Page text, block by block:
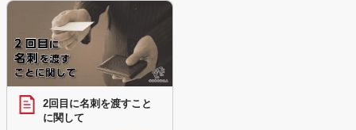
2回目に名刺を渡すこと
に関して